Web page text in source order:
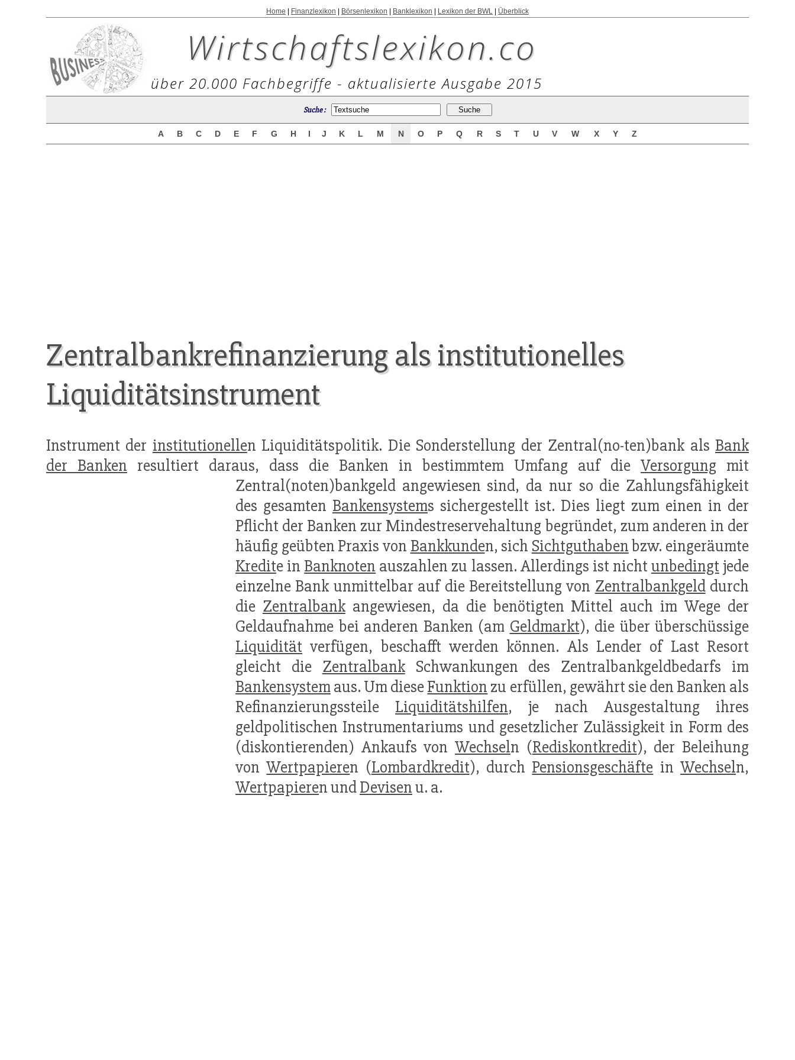
Home Finanzlexikon Börsenlexikon Banklexikon Lexikon der BWL Überblick
Wirtschaftslexikon.co
über 20.000 Fachbegriffe - aktualisierte Ausgabe 2015
Suche :
A B C D E F G H I J K L M N O P Q R S T U V W X Y Z
Zentralbankrefinanzierung als institutionelles
Liquiditätsinstrument
Instrument der institutionellen Liquiditätspolitik. Die Sonderstellung der Zentral(no-ten)bank als Bank
der Banken resultiert daraus, dass die Banken in bestimmtem Umfang auf die Versorgung mit
Zentral(noten)bankgeld angewiesen sind, da nur so die Zahlungsfähigkeit
des gesamten Bankensystems sichergestellt ist. Dies liegt zum einen in der
Pflicht der Banken zur Mindestreservehaltung begründet, zum anderen in der
häufig geübten Praxis von Bankkunden, sich Sichtguthabenbzw. eingeräumte
Kredite in Banknoten auszahlen zu lassen. Allerdings ist nicht unbedingt jede
einzelne Bank unmittelbar auf die Bereitstellung von Zentralbankgelddurch
die Zentralbankangewiesen, da die benötigten Mittel auch im Wege der
Geldaufnahme bei anderen Banken (am Geldmarkt), die über überschüssige
Liquidität verfügen, beschafft werden können. Als Lender of Last Resort
gleicht die ZentralbankSchwankungen des Zentralbankgeldbedarfs im
Bankensystemaus. Um dieseFunktion zu erfüllen, gewährt sie den Banken als
Refinanzierungssteile Liquiditätshilfen, je nach Ausgestaltung ihres
geldpolitischen Instrumentariums und gesetzlicher Zulässigkeit in Form des
(diskontierenden) Ankaufs von Wechseln (Rediskontkredit), der Beleihung
vonWertpapieren (Lombardkredit), durch Pensionsgeschäfte inWechseln,
Wertpapieren undDevisenu. a.